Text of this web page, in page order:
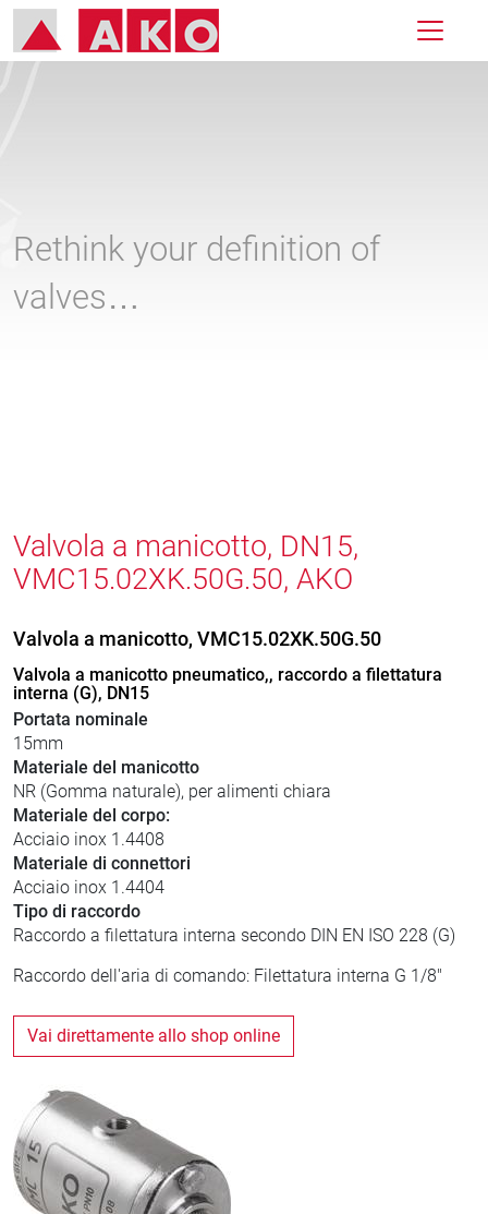
Rethink your definition of
valves…
Valvola a manicotto, DN15,
VMC15.02XK.50G.50, AKO
Valvola a manicotto, VMC15.02XK.50G.50
Valvola a manicotto pneumatico,, raccordo a filettatura
interna (G), DN15
Portata nominale
15mm
Materiale del manicotto
NR (Gomma naturale), per alimenti chiara
Materiale del corpo:
Acciaio inox 1.4408
Materiale di connettori
Acciaio inox 1.4404
Tipo di raccordo
Raccordo a filettatura interna secondo DIN EN ISO 228 (G)
Raccordo dell'aria di comando: Filettatura interna G 1/8"
Vai direttamente allo shop online